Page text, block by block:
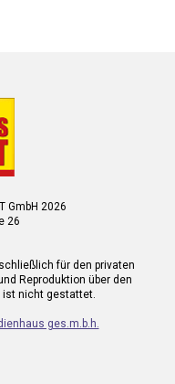
GmbH 2026
26
für den privaten
Reproduktion über den
ist nicht gestattet.
ges.m.b.h.